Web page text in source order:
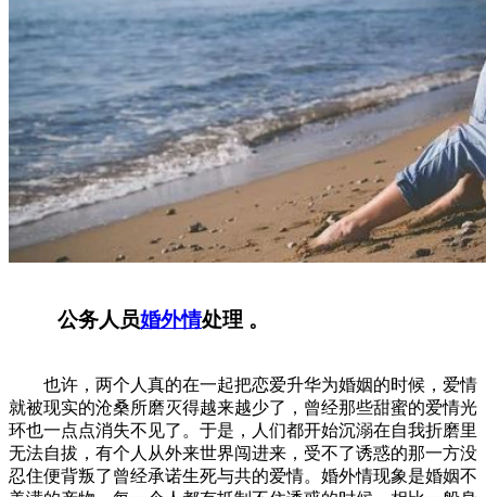
公务人员婚外情处理 。
也许，两个人真的在一起把恋爱升华为婚姻的时候，爱情
就被现实的沧桑所磨灭得越来越少了，曾经那些甜蜜的爱情光
环也一点点消失不见了。于是，人们都开始沉溺在自我折磨里
无法自拔，有个人从外来世界闯进来，受不了诱惑的那一方没
忍住便背叛了曾经承诺生死与共的爱情。婚外情现象是婚姻不